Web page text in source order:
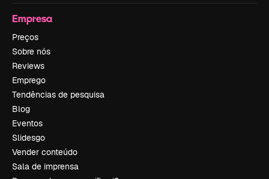
Empresa
Preços
Sobre nós
Reviews
Emprego
Tendências de pesquisa
Blog
Eventos
Slidesgo
Vender conteúdo
Sala de imprensa